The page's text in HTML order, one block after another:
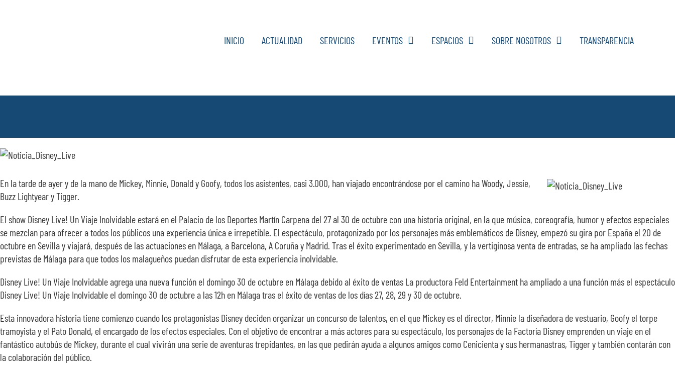
INICIO ACTUALIDAD SERVICIOS EVENTOS ESPACIOS SOBRE NOSOTROS TRANSPARENCIA
En la tarde de ayer y de la mano de Mickey, Minnie, Donald y Goofy, todos los asistentes, casi 3.000, han viajado encontrándose por el camino ha Woody, Jessie,
Buzz Lightyear y Tigger.
El show Disney Live! Un Viaje Inolvidable estará en el Palacio de los Deportes Martín Carpena del 27 al 30 de octubre con una historia original, en la que música, coreografía, humor y efectos especiales
se mezclan para ofrecer a todos los públicos una experiencia única e irrepetible. El espectáculo, protagonizado por los personajes más emblemáticos de Disney, empezó su gira por España el 20 de
octubre en Sevilla y viajará, después de las actuaciones en Málaga, a Barcelona, A Coruña y Madrid. Tras el éxito experimentado en Sevilla, y la vertiginosa venta de entradas, se ha ampliado las fechas
previstas de Málaga para que todos los malagueños puedan disfrutar de esta experiencia inolvidable.
Disney Live! Un Viaje Inolvidable agrega una nueva función el domingo 30 de octubre en Málaga debido al éxito de ventas La productora Feld Entertainment ha ampliado a una función más el espectáculo
Disney Live! Un Viaje Inolvidable el domingo 30 de octubre a las 12h en Málaga tras el éxito de ventas de los días 27, 28, 29 y 30 de octubre.
Esta innovadora historia tiene comienzo cuando los protagonistas Disney deciden organizar un concurso de talentos, en el que Mickey es el director, Minnie la diseñadora de vestuario, Goofy el torpe
tramoyista y el Pato Donald, el encargado de los efectos especiales. Con el objetivo de encontrar a más actores para su espectáculo, los personajes de la Factoría Disney emprenden un viaje en el
fantástico autobús de Mickey, durante el cual vivirán una serie de aventuras trepidantes, en las que pedirán ayuda a algunos amigos como Cenicienta y sus hermanastras, Tigger y también contarán con
la colaboración del público.